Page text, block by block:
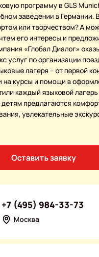
программу в GLS
заведении в Германии.
или творчеством? А
его интересы и
«Глобал Диалог»
услуг по организации
лагеря – от первой
на курсы и помощи в
каждый языковой
детям предлагаются
увлекательные
Оставить заявку
Москва
+7 (495) 984-33-73